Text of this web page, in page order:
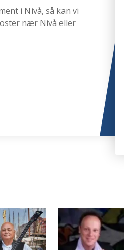
i Nivå, så kan vi
nær Nivå eller